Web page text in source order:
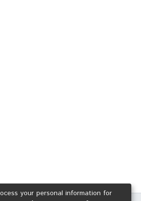
your personal information for